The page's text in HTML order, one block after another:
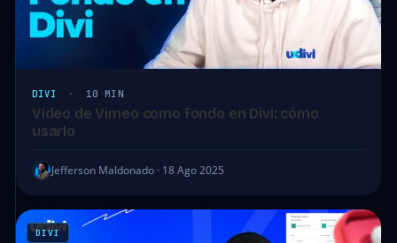
DIVI · 10 MIN
Video de Vimeo como fondo en Divi: cómo
usarlo
Jefferson Maldonado · 18 Ago 2025
DIVI